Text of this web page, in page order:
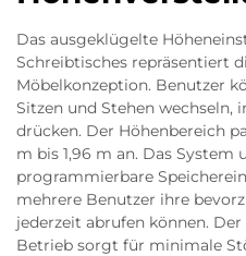
Das ausgeklügelte
Schreibtisches repräsentiert
Möbelkonzeption. Benutzer
Sitzen und Stehen wechseln,
drücken. Der Höhenbereich
m bis 1,96 m an. Das System
programmierbare
mehrere Benutzer ihre
jederzeit abrufen können.
Betrieb sorgt für minimale